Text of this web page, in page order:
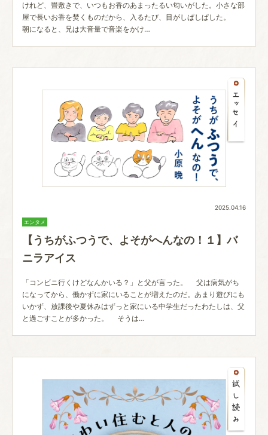
けれど、畳敷きで、いつもお香のあまったるい匂いがした。小さな部
屋で長いお香を焚くものだから、入るたび、目がしぱしぱした。
朝になると、兄は大音量で音楽をかけ…
2025.04.16
エンタメ
【うちがふつうで、よそがへんなの！１】バ
ニラアイス
「コンビニ行くけどなんかいる？」と父が言った。 父は病気がち
になってから、働かずに家にいることが増えたのだ。あまり遊びにも
いかず、放課後や夏休みはずっと家にいる中学生だったわたしは、父
と過ごすことが多かった。 そうは…